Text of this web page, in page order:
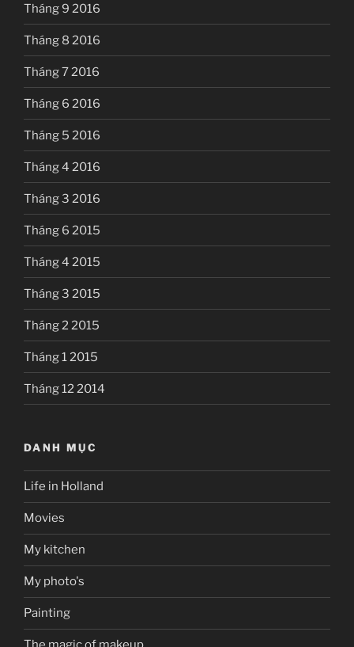
Tháng 9 2016
Tháng 8 2016
Tháng 7 2016
Tháng 6 2016
Tháng 5 2016
Tháng 4 2016
Tháng 3 2016
Tháng 6 2015
Tháng 4 2015
Tháng 3 2015
Tháng 2 2015
Tháng 1 2015
Tháng 12 2014
DANH MỤC
Life in Holland
Movies
My kitchen
My photo's
Painting